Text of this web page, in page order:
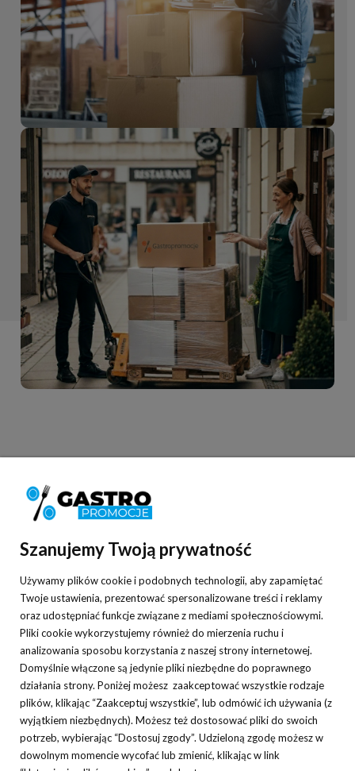
Moje konto
Płatności i dostawa
O nas
Nasza hurtownia gastronomiczna specjalizuje się w sprzedaży
różnorodnych sprzętów gastronomicznych oraz niezbędnych w każdym
lokalu akcesoriów. Oferowane przez nas wyposażenie gastronomii
Szanujemy Twoją prywatność
Używamy plików cookie i podobnych technologii, aby zapamiętać
Twoje ustawienia, prezentować spersonalizowane treści i reklamy
oraz udostępniać funkcje związane z mediami społecznościowymi.
Pliki cookie wykorzystujemy również do mierzenia ruchu i
analizowania sposobu korzystania z naszej strony internetowej.
Domyślnie włączone są jedynie pliki niezbędne do poprawnego
działania strony. Poniżej możesz zaakceptować wszystkie rodzaje
plików, klikając “Zaakceptuj wszystkie”, lub odmówić ich używania (z
wyjątkiem niezbędnych). Możesz też dostosować pliki do swoich
potrzeb, wybierając “Dostosuj zgody”. Udzieloną zgodę możesz w
dowolnym momencie wycofać lub zmienić, klikając w link